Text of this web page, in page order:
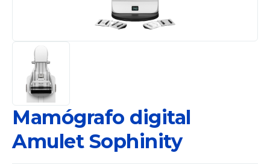
Mamógrafo digital
Amulet Sophinity